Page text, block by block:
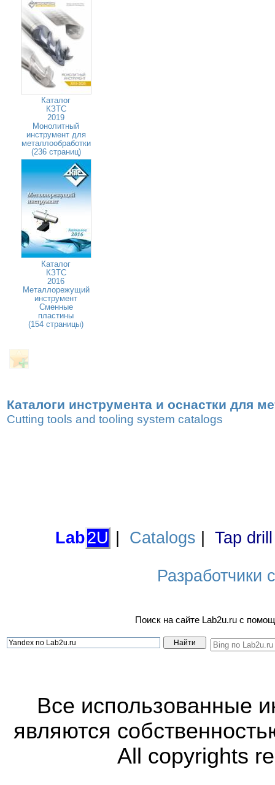
Каталог
КЗТС
2019
Монолитный
инструмент для
металлообработки
(236 страниц)
Каталог
КЗТС
2016
Металлорежущий
инструмент
Сменные
пластины
(154 страницы)
Каталоги инструмента и оснастки для
Cutting tools and tooling system catalogs
Lab2U Catalogs Tap
Разработчики
Поиск на сайте Lab2u.ru с
Все использованные
являются
All copyrights